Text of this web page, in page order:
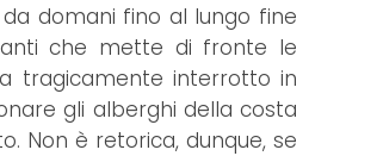
domani fino al lungo fine
che mette di fronte le
tragicamente interrotto in
gli alberghi della costa
Non è retorica, dunque, se